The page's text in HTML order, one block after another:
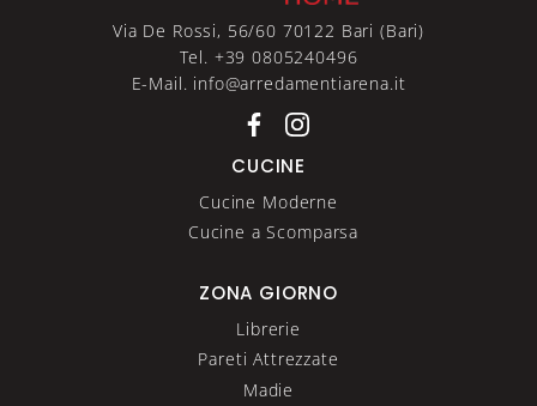
Via De Rossi, 56/60 70122 Bari (Bari)
Tel. +39 0805240496
E-Mail. info@arredamentiarena.it
CUCINE
Cucine Moderne
Cucine a Scomparsa
ZONA GIORNO
Librerie
Pareti Attrezzate
Madie